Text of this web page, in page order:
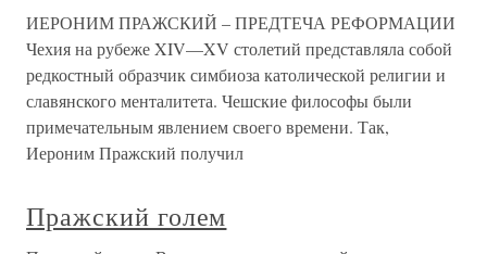
ИЕРОНИМ ПРАЖСКИЙ – ПРЕДТЕЧА РЕФОРМАЦИИ
Чехия на рубеже XIV—XV столетий представляла собой
редкостный образчик симбиоза католической религии и
славянского менталитета. Чешские философы были
примечательным явлением своего времени. Так,
Иероним Пражский получил
Пражский голем